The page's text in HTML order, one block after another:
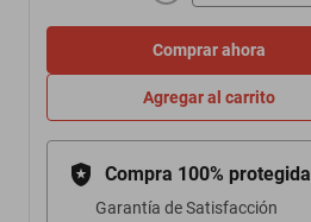
Comprar ahora
Agregar al carrito
Compra 100% protegida
Garantía de Satisfacción